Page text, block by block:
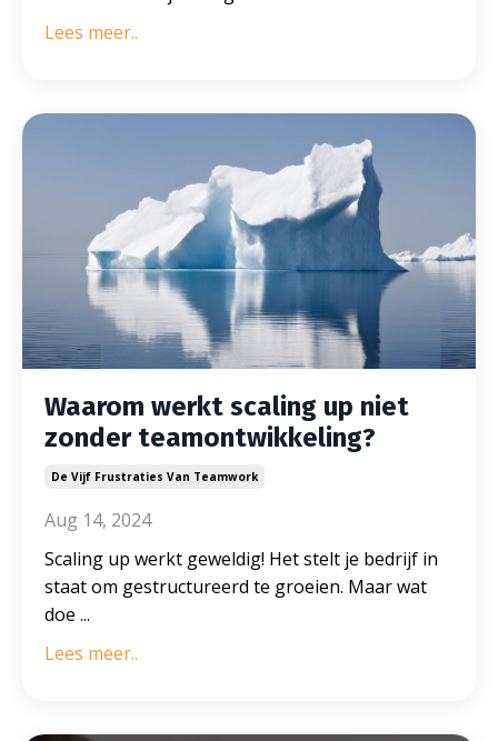
Lees meer..
Waarom werkt scaling up niet
zonder teamontwikkeling?
De Vijf Frustraties Van Teamwork
Aug 14, 2024
Scaling up werkt geweldig! Het stelt je bedrijf in
staat om gestructureerd te groeien. Maar wat
doe ...
Lees meer..